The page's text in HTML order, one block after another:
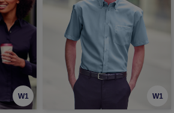
W1 W1